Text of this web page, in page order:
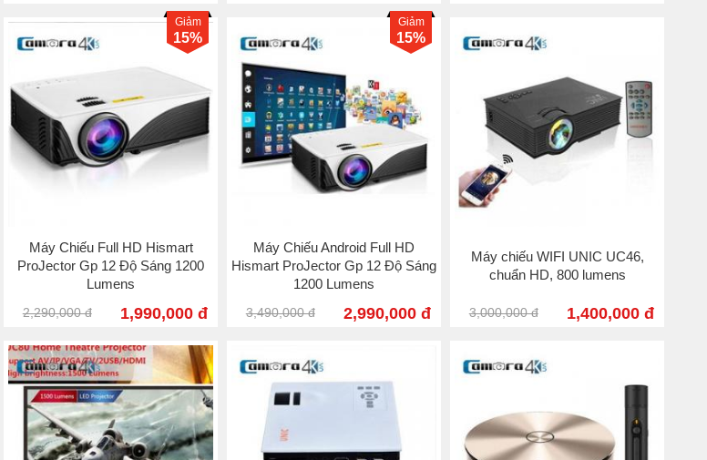
Giảm
15%
Máy Chiếu Full HD Hismart
ProJector Gp 12 Độ Sáng 1200
Lumens
2,290,000 đ 1,990,000 đ
Giảm
15%
Máy Chiếu Android Full HD
Hismart ProJector Gp 12 Độ Sáng
1200 Lumens
3,490,000 đ 2,990,000 đ
Máy chiếu WIFI UNIC UC46,
chuẩn HD, 800 lumens
3,000,000 đ 1,400,000 đ